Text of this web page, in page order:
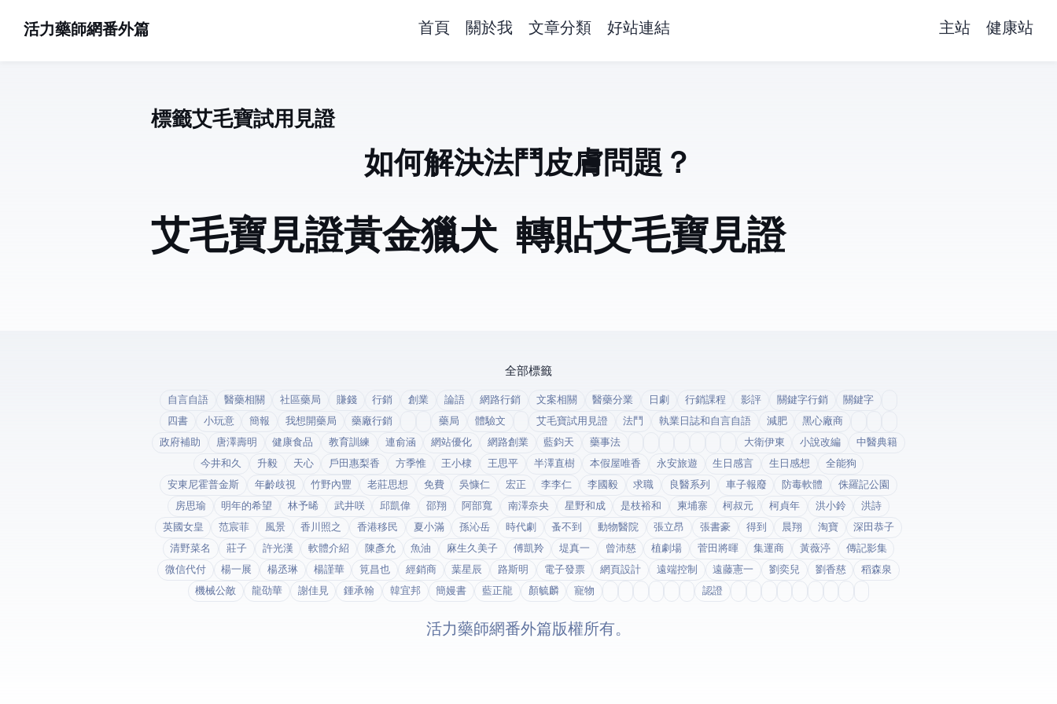
活力藥師網番外篇 首頁 關於我 文章分類 好站連結 主站 健康站
標籤: 艾毛寶試用見證 (3)
如何解決法鬥皮膚問題？
艾毛寶見證_黃金獵犬 轉貼艾毛寶見證
全部標籤
自言自語 醫藥相關 社區藥局 賺錢 行銷 創業 論語 網路行銷 文案相關 醫藥分業 日劇 行銷課程 影評 關鍵字行銷
關鍵字
四書
小玩意 簡報 我想開藥局 藥廠行銷 藥局 體驗文 艾毛寶試用見證 法鬥 執業日誌和自言自語 減肥
黑心廠商
政府補助
唐澤壽明 健康食品 教育訓練 連俞涵 網站優化 網路創業 藍鈞天 藥事法 大衛伊東 小說改編
中醫典籍
今井和久
升毅 天心 戶田惠梨香 方季惟 王小棣 王思平 半澤直樹 本假屋唯香 永安旅遊 生日感言 生日感想
全能狗
安東尼霍普金斯
年齡歧視 竹野內豐 老莊思想 免費 吳慷仁 宏正 李李仁 李國毅 求職 良醫系列 車子報廢 防毒軟體
侏羅記公園
房思瑜
明年的希望 林予晞 武井咲 邱凱偉 邵翔 阿部寬 南澤奈央 星野和成 是枝裕和 柬埔寨 柯叔元 柯貞年 洪小鈴
洪詩
英國女皇
范宸菲 風景 香川照之 香港移民 夏小滿 孫沁岳 時代劇 蚤不到 動物醫院 張立昂 張書豪 得到app 晨翔 淘寶
深田恭子
清野菜名
莊子 許光漢 軟體介紹 陳彥允 魚油 麻生久美子 傅凱羚 堤真一 曾沛慈 植劇場 菅田將暉 集運商 黃薇渟
傳記影集
微信代付
楊一展 楊丞琳 楊謹華 筧昌也 經銷商 葉星辰 路斯明 電子發票 網頁設計 遠端控制 遠藤憲一 劉奕兒 劉香慈
稻森泉
機械公敵
龍劭華 謝佳見 鍾承翰 韓宜邦 簡嫚書 藍正龍 顏毓麟 寵物 fda認證
© 2026 活力藥師網番外篇. 版權所有。